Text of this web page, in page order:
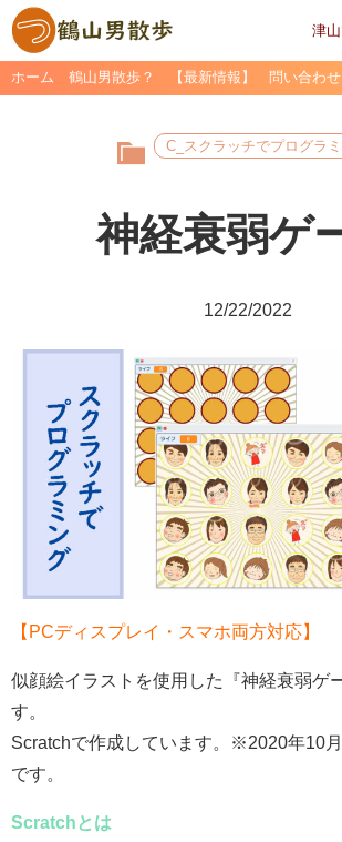
津
ホーム 鶴山男散歩？ 【最新情報】 問い合わせ
C_スクラッチでプログラ
神経衰弱ゲ
12/22/2022
【PCディスプレイ・スマホ両方対応】
似顔絵イラストを使用した『神経衰弱ゲ
す。
Scratchで作成しています。※2020年10
です。
Scratchとは